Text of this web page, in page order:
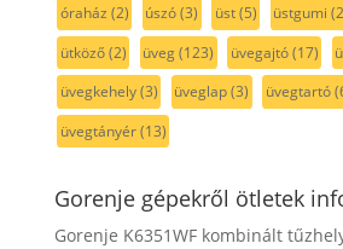
óraház (2) úszó(3) üst(5) üstgumi
ütköző(2) üveg(123) üvegajtó(17)
üvegkehely(3) üveglap(3) üvegtartó
üvegtányér(13)
Gorenje gépekről ötletek
Gorenje K6351WF kombinált